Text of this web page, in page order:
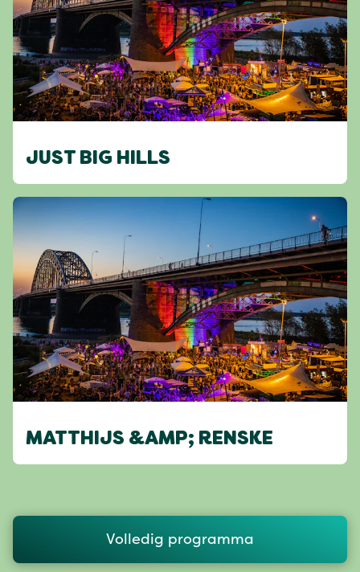
JUST BIG HILLS
MATTHIJS &AMP; RENSKE
Volledig programma